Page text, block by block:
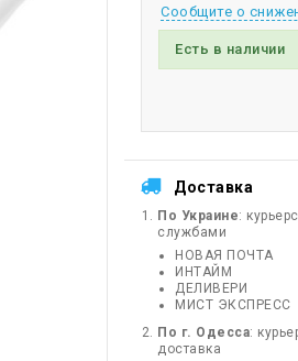
Сообщите о
Есть в наличии
Доставка
По Украине:
службами
НОВАЯ ПОЧТА
ИНТАЙМ
ДЕЛИВЕРИ
МИСТ ЭКСПРЕСС
По г. Одесса:
доставка